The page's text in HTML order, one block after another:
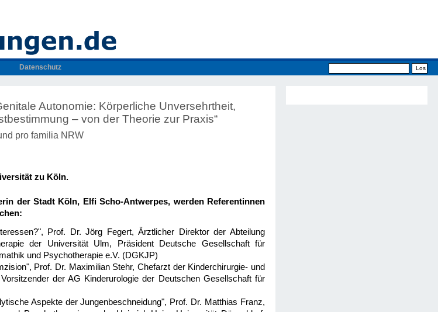
Datenschutz
Autonomie: Körperliche Unversehrtheit,
– von der Theorie zur Praxis“
pro familia NRW
zu Köln.
der Stadt Köln, Elfi Scho-Antwerpes, werden Referentinnen
Prof. Dr. Jörg Fegert, Ärztlicher Direktor der Abteilung
der Universität Ulm, Präsident Deutsche Gesellschaft für
und Psychotherapie e.V. (DGKJP)
, Prof. Dr. Maximilian Stehr, Chefarzt der Kinderchirurgie- und
der AG Kinderurologie der Deutschen Gesellschaft für
Aspekte der Jungenbeschneidung", Prof. Dr. Matthias Franz,